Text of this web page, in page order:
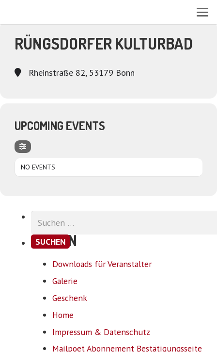
RÜNGSDORFER KULTURBAD
Rheinstraße 82, 53179 Bonn
UPCOMING EVENTS
NO EVENTS
nach:
SEITEN
Downloads für Veranstalter
Galerie
Geschenk
Home
Impressum & Datenschutz
Mailpoet Abonnement Bestätigungsseite